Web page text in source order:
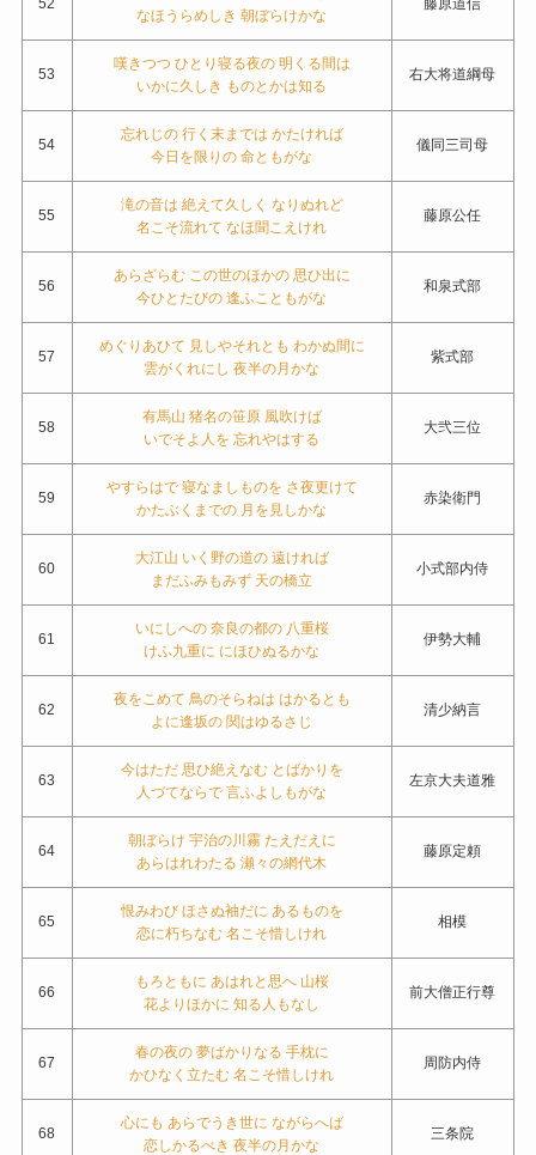
52
なほうらめしき 朝ぼらけかな
藤原道信
53
嘆きつつ ひとり寝る夜の 明くる間は
いかに久しき ものとかは知る
右大将道綱母
54
忘れじの 行く末までは かたければ
今日を限りの 命ともがな
儀同三司母
55
滝の音は 絶えて久しく なりぬれど
名こそ流れて なほ聞こえけれ
藤原公任
56
あらざらむ この世のほかの 思ひ出に
今ひとたびの 逢ふこともがな
和泉式部
57
めぐりあひて 見しやそれとも わかぬ間に
雲がくれにし 夜半の月かな
紫式部
58
有馬山 猪名の笹原 風吹けば
いでそよ人を 忘れやはする
大弐三位
59
やすらはで 寝なましものを さ夜更けて
かたぶくまでの 月を見しかな
赤染衛門
60
大江山 いく野の道の 遠ければ
まだふみもみず 天の橋立
小式部内侍
61
いにしへの 奈良の都の 八重桜
けふ九重に にほひぬるかな
伊勢大輔
62
夜をこめて 鳥のそらねは はかるとも
よに逢坂の 関はゆるさじ
清少納言
63
今はただ 思ひ絶えなむ とばかりを
人づてならで 言ふよしもがな
左京大夫道雅
64
朝ぼらけ 宇治の川霧 たえだえに
あらはれわたる 瀬々の網代木
藤原定頼
65
恨みわび ほさぬ袖だに あるものを
恋に朽ちなむ 名こそ惜しけれ
相模
66
もろともに あはれと思へ 山桜
花よりほかに 知る人もなし
前大僧正行尊
67
春の夜の 夢ばかりなる 手枕に
かひなく立たむ 名こそ惜しけれ
周防内侍
68
心にも あらでうき世に ながらへば
恋しかるべき 夜半の月かな
三条院